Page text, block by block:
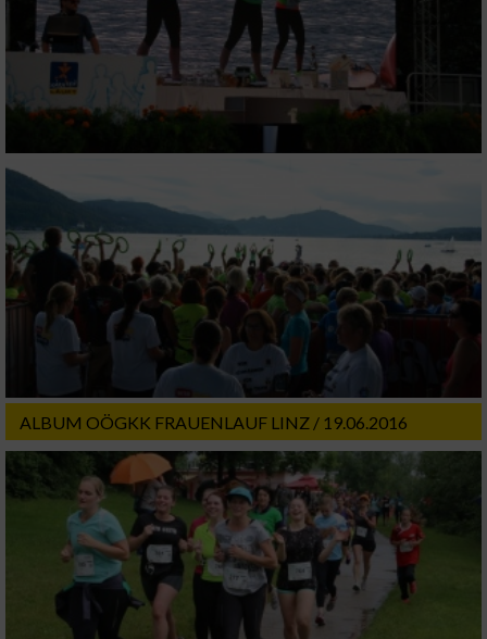
ALBUM OÖGKK FRAUENLAUF LINZ / 19.06.2016
Notwendig
Performance
Funktional
Werbung